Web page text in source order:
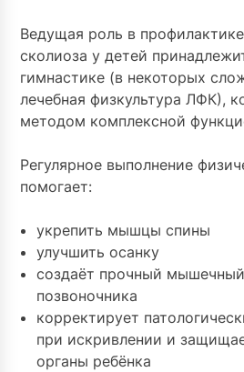
Ведущая роль в
сколиоза у детей
гимнастике (в некоторых
лечебная физкультура ЛФК),
методом комплексной
Регулярное выполнение
помогает:
укрепить мышцы спины
улучшить осанку
создаёт прочный
позвоночника
корректирует
при искривлении и
органы ребёнка